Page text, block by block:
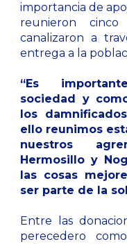
importancia de
reunieron
canalizaron a
entrega a la
“Es
sociedad y
los
ello reunimos
nuestros
Hermosillo y
las cosas
ser parte de la
Entre las
perecedero